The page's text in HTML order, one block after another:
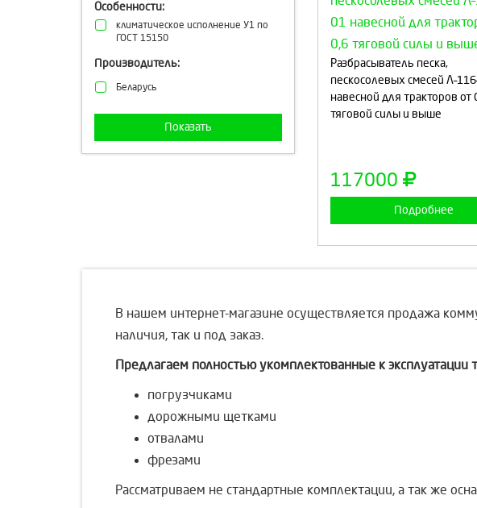
Особенности:
климатическое исполнение У1 по
ГОСТ 15150
Производитель:
Беларусь
Показать
Разбрасыватель песка,
пескосолевых смесей
навесной для тракторов от
тяговой силы и выше
117000
Подробнее
Выберите
В нашем интернет-магазине осуществляется продажа
наличия, так и под заказ.
Предлагаем полностью укомплектованные к эксплуатации
погрузчиками
дорожными щетками
отвалами
фрезами
Рассматриваем не стандартные комплектации, а так же